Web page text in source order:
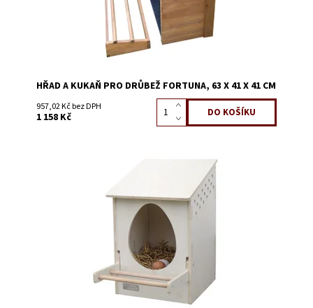
HŘAD A KUKAŇ PRO DRŮBEŽ FORTUNA, 63 X 41 X 41 CM
957,02 Kč bez DPH
1 158 Kč
51129H